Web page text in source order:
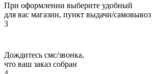
При оформлении выберите удобный
для вас магазин, пункт выдачи/самовывоз
3
Дождитесь смс/звонка,
что ваш заказ собран